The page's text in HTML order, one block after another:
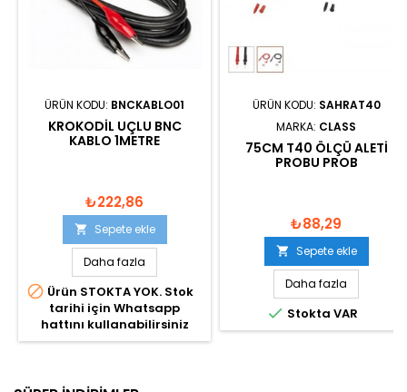
ÜRÜN KODU: BNCKABLO01
KROKODIL UÇLU BNC
KABLO 1METRE
₺222,86
 Sepete ekle
Daha fazla
 Ürün STOKTA YOK. Stok
tarihi için Whatsapp
hattını kullanabilirsiniz
ÜRÜN KODU: SAHRAT40
MARKA: CLASS
75CM T40 ÖLÇÜ ALETI
PROBU PROB
₺88,29
 Sepete ekle
Daha fazla
 Stokta VAR